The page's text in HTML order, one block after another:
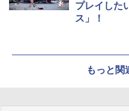
プレイした
ス」！
もっと関